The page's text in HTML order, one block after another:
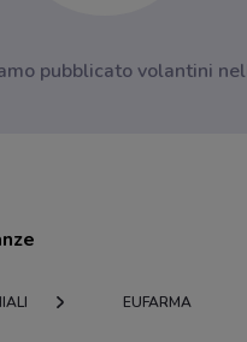
pubblicato volantini
EUFARMA